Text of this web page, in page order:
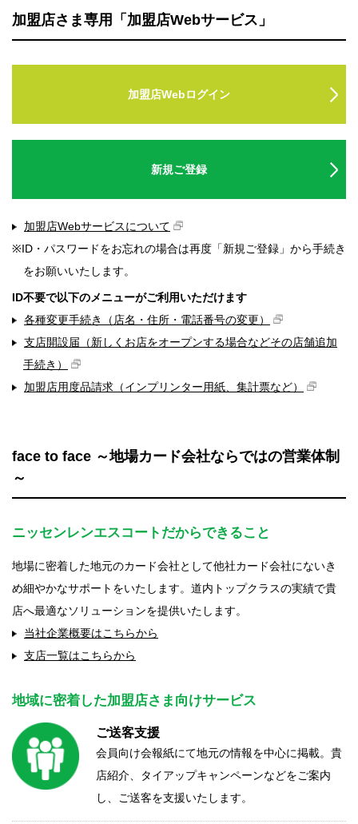
ード決済ができない事象につきまして
「日専連ギフトカード」のお取扱いについて
加盟店さま専用「加盟店Webサービス」
加盟店Webログイン
新規ご登録
加盟店Webサービスについて
※ID・パスワードをお忘れの場合は再度「新規ご登録」から手続き
をお願いいたします。
ID不要で以下のメニューがご利用いただけます
各種変更手続き（店名・住所・電話番号の変更）
支店開設届（新しくお店をオープンする場合などその店舗追加
手続き）
加盟店用度品請求（インプリンター用紙、集計票など）
face to face ～地場カード会社ならではの営業体制
～
ニッセンレンエスコートだからできること
地場に密着した地元のカード会社として他社カード会社にないき
め細やかなサポートをいたします。道内トップクラスの実績で貴
店へ最適なソリューションを提供いたします。
当社企業概要はこちらから
支店一覧はこちらから
地域に密着した加盟店さま向けサービス
ご送客支援
会員向け会報紙にて地元の情報を中心に掲載。貴
店紹介、タイアップキャンペーンなどをご案内
し、ご送客を支援いたします。